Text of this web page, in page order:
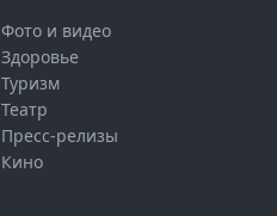
Фото и видео
Здоровье
Туризм
Театр
Пресс-релизы
Кино